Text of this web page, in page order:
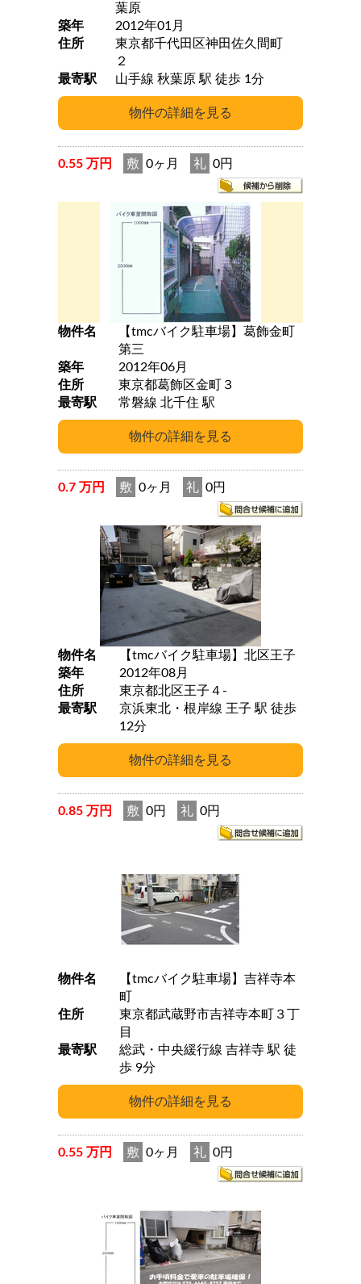
葉原
築年
2012年01月
住所
東京都千代田区神田佐久間町
２
最寄駅
山手線 秋葉原 駅 徒歩 1分
0.55 万円 敷 0ヶ月 礼 0円
物件名
【tmcバイク駐車場】葛飾金町
第三
築年
2012年06月
住所
東京都葛飾区金町３
最寄駅
常磐線 北千住 駅
0.7 万円 敷 0ヶ月 礼 0円
物件名
【tmcバイク駐車場】北区王子
築年
2012年08月
住所
東京都北区王子４-
最寄駅
京浜東北・根岸線 王子 駅 徒歩
12分
0.85 万円 敷 0円 礼 0円
物件名
【tmcバイク駐車場】吉祥寺本
町
住所
東京都武蔵野市吉祥寺本町３丁
目
最寄駅
総武・中央緩行線 吉祥寺 駅 徒
歩 9分
0.55 万円 敷 0ヶ月 礼 0円